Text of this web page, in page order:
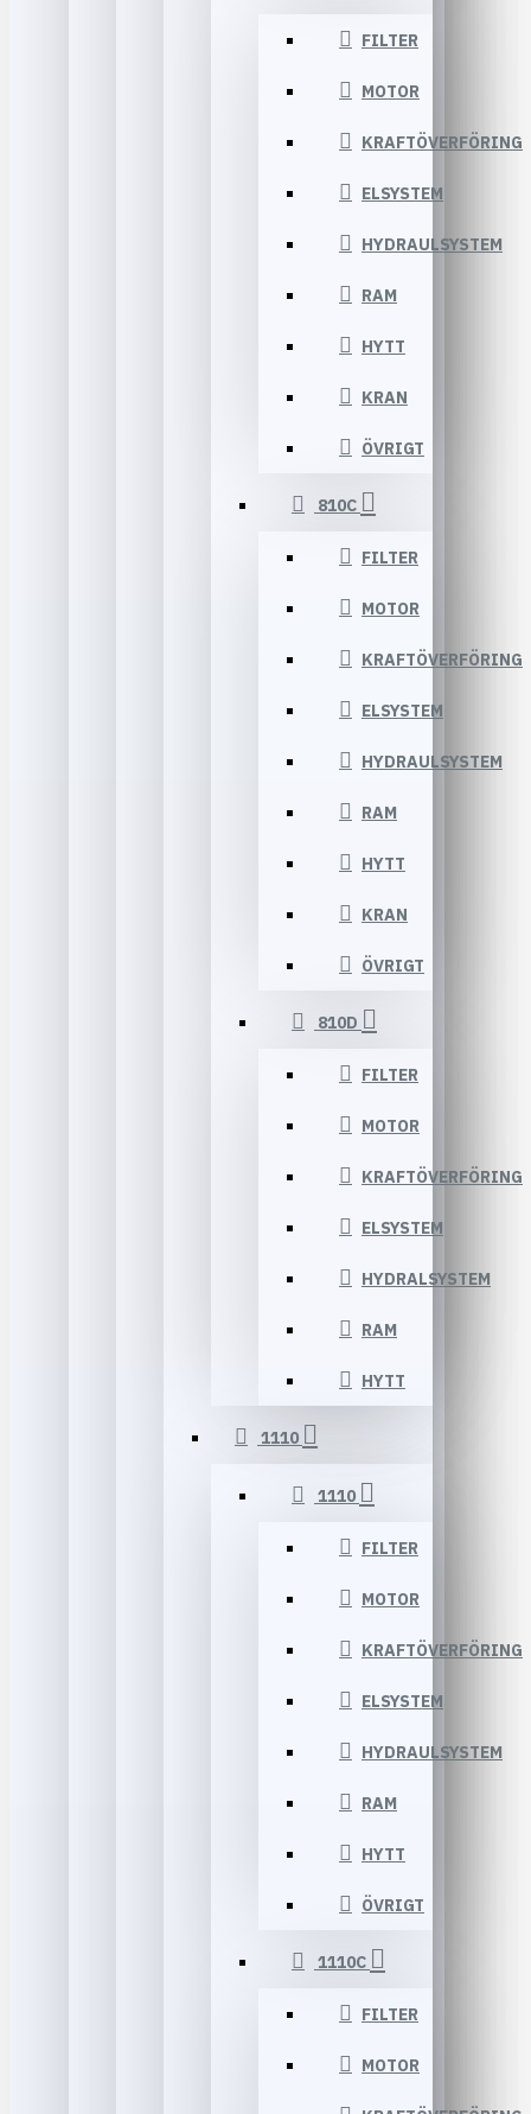
FILTER
MOTOR
KRAFTÖVERFÖRING
ELSYSTEM
HYDRAULSYSTEM
RAM
HYTT
KRAN
ÖVRIGT
810C
FILTER
MOTOR
KRAFTÖVERFÖRING
ELSYSTEM
HYDRAULSYSTEM
RAM
HYTT
KRAN
ÖVRIGT
810D
FILTER
MOTOR
KRAFTÖVERFÖRING
ELSYSTEM
HYDRALSYSTEM
RAM
HYTT
1110
1110
FILTER
MOTOR
KRAFTÖVERFÖRING
ELSYSTEM
HYDRAULSYSTEM
RAM
HYTT
ÖVRIGT
1110C
FILTER
MOTOR